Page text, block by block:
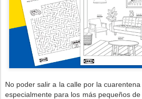
No poder salir a la calle por la
especialmente para los más pequeños de